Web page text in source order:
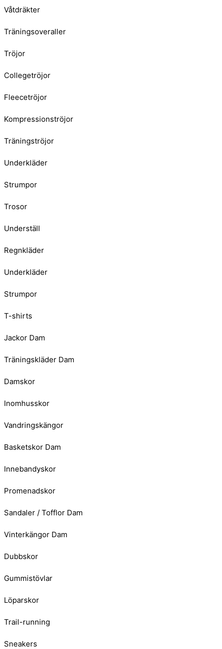
Våtdräkter
Träningsoveraller
Tröjor
Collegetröjor
Fleecetröjor
Kompressionströjor
Träningströjor
Underkläder
Strumpor
Trosor
Underställ
Regnkläder
Underkläder
Strumpor
T-shirts
Jackor Dam
Träningskläder Dam
Damskor
Inomhusskor
Vandringskängor
Basketskor Dam
Innebandyskor
Promenadskor
Sandaler / Tofflor Dam
Vinterkängor Dam
Dubbskor
Gummistövlar
Löparskor
Trail-running
Sneakers